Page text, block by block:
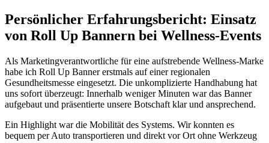
Persönlicher Erfahrungsbericht: Einsatz
von Roll Up Bannern bei Wellness-Events
Als Marketingverantwortliche für eine aufstrebende Wellness-Marke
habe ich Roll Up Banner erstmals auf einer regionalen
Gesundheitsmesse eingesetzt. Die unkomplizierte Handhabung hat
uns sofort überzeugt: Innerhalb weniger Minuten war das Banner
aufgebaut und präsentierte unsere Botschaft klar und ansprechend.
Ein Highlight war die Mobilität des Systems. Wir konnten es
bequem per Auto transportieren und direkt vor Ort ohne Werkzeug